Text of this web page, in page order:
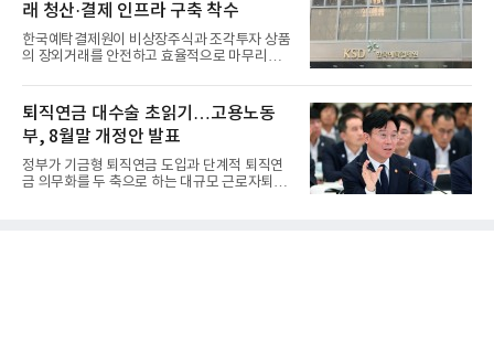
래 청산·결제 인프라 구축 착수
한국예탁결제원이 비상장주식과 조각투자 상품
의 장외거래를 안전하고 효율적으로 마무리하기
퇴직연금 대수술 초읽기…고용노동
부, 8월말 개정안 발표
정부가 기금형 퇴직연금 도입과 단계적 퇴직연
금 의무화를 두 축으로 하는 대규모 근로자퇴직